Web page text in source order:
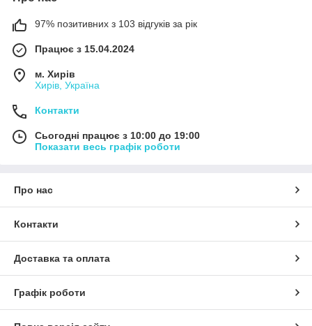
97% позитивних з 103 відгуків за рік
Працює з 15.04.2024
м. Хирів
Хирів, Україна
Контакти
Сьогодні працює з 10:00 до 19:00
Показати весь графік роботи
Про нас
Контакти
Доставка та оплата
Графік роботи